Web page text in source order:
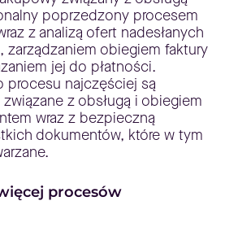
poprzedzony procesem
z analizą ofert nadesłanych
obiegiem faktury
jej do płatności.
procesu najczęściej są
z obsługą i obiegiem
wraz z bezpieczną
dokumentów, które w tym
procesów